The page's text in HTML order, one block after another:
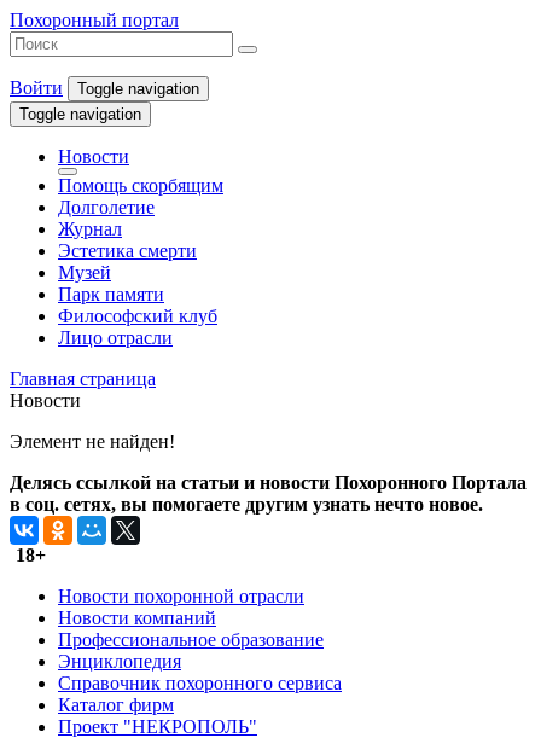
Похоронный портал
Войти
Toggle navigation
Toggle navigation
Новости
Помощь скорбящим
Долголетие
Журнал
Эстетика смерти
Музей
Парк памяти
Философский клуб
Лицо отрасли
Главная страница
Новости
Элемент не найден!
Делясь ссылкой на статьи и новости Похоронного Портала
в соц. сетях, вы помогаете другим узнать нечто новое.
18+
Новости похоронной отрасли
Новости компаний
Профессиональное образование
Энциклопедия
Справочник похоронного сервиса
Каталог фирм
Проект "НЕКРОПОЛЬ"